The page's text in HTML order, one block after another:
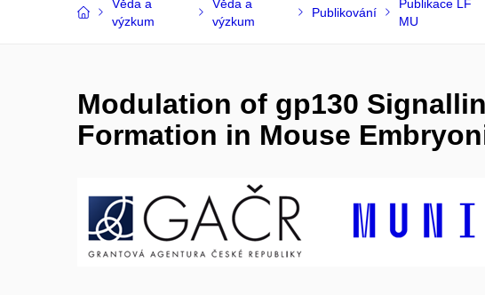
Věda a
výzkum
Věda a
výzkum
Publikování
Publikace LF
MU
Modulation of gp130
Formation in Mouse